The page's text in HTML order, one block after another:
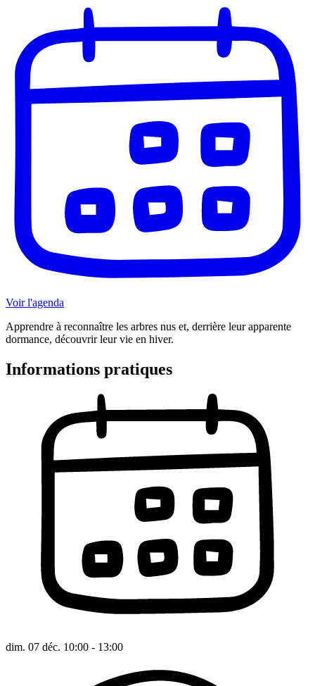
Voir l'agenda
Apprendre à reconnaître les arbres nus et, derrière leur apparente
dormance, découvrir leur vie en hiver.
Informations pratiques
dim. 07 déc. 10:00 - 13:00